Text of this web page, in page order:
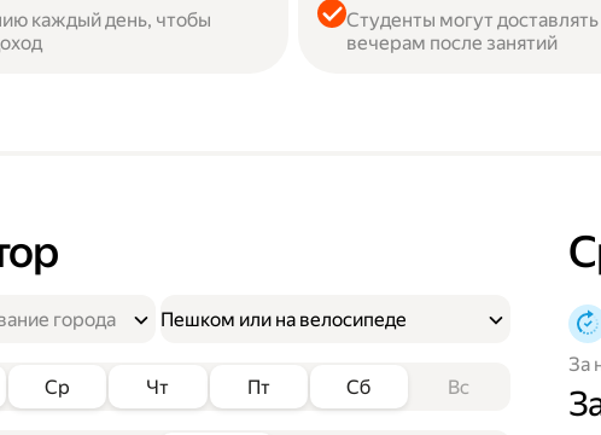
каждый день, чтобы
Студенты могут
вечерам после занятий
Пешком или на велосипеде
Ср Чт Пт Сб Вс
За